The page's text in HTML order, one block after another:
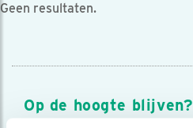
Geen resultaten.
Op de hoogte blijven?